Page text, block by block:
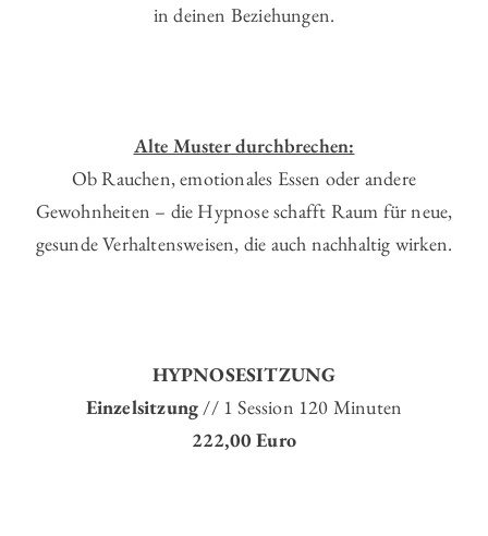
in deinen Beziehungen.
Alte Muster durchbrechen:
Ob Rauchen, emotionales Essen oder andere
Gewohnheiten – die Hypnose schafft Raum für neue,
gesunde Verhaltensweisen, die auch nachhaltig wirken.
HYPNOSESITZUNG
Einzelsitzung // 1 Session 120 Minuten
222,00 Euro